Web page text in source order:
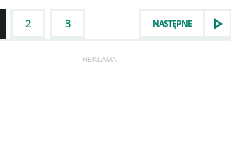
2 3 NASTĘPNE
REKLAMA